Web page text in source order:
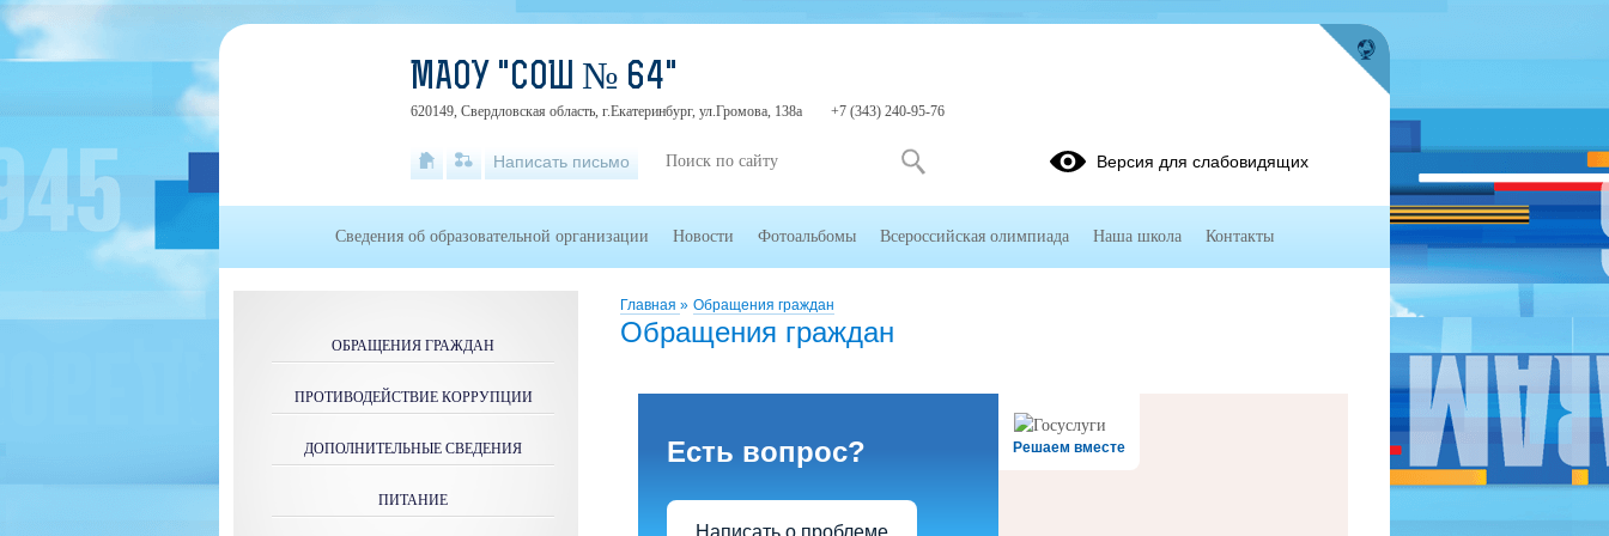
Главная » Обращения граждан
Обращения граждан
Решаем вместе
Есть вопрос?
Написать о проблеме
ОБРАЩЕНИЯ ГРАЖДАН
ПРОТИВОДЕЙСТВИЕ КОРРУПЦИИ
ДОПОЛНИТЕЛЬНЫЕ СВЕДЕНИЯ
ПИТАНИЕ
МАОУ "СОШ № 64"
620149, Свердловская область, г.Екатеринбург, ул.Громова, 138а +7 (343) 240-95-76
Написать письмо Версия для слабовидящих
Сведения об образовательной организации Новости Фотоальбомы Всероссийская олимпиада Наша школа Контакты